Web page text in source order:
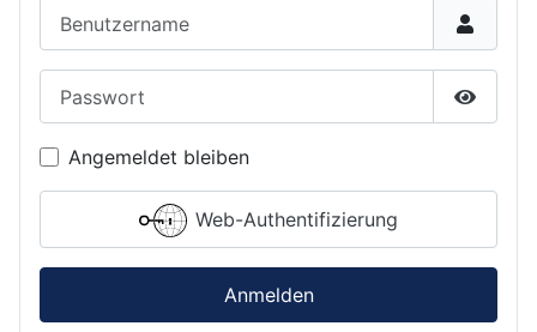
Angemeldet bleiben
Web-Authentifizierung
Anmelden